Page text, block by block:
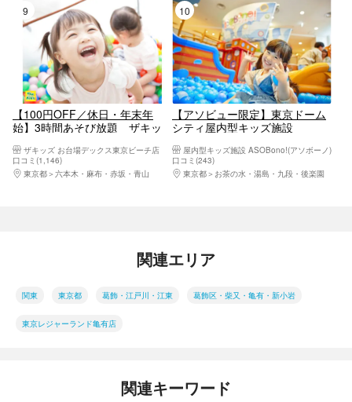
9位
【100円OFF／休日・年末年
始】3時間あそび放題 ザキッ
ザキッズ お台場デックス東京ビーチ店
口コミ(1,146)
東京都
六本木・麻布・赤坂・青山
10位
【アソビュー限定】東京ドーム
シティ屋内型キッズ施設
館チケット
屋内型キッズ施設 ASOBono!(アソボーノ)
口コミ(243)
東京都
お茶の水・湯島・九段・後楽園
関連エリア
関東 東京都 葛飾・江戸川・江東 葛飾区・柴又・亀有・新小岩
東京レジャーランド亀有店
関連キーワード